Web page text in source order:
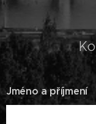
Jméno a příjmení